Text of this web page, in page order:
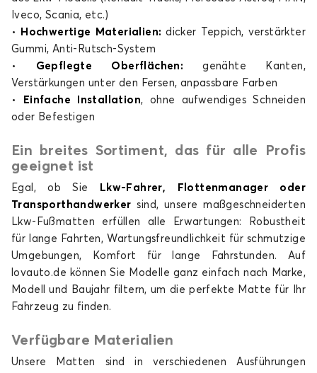
Iveco, Scania, etc.)
•
Hochwertige Materialien: dicker Teppich, verstärkter
Gummi, Anti-Rutsch-System
•
Gepflegte Oberflächen: genähte Kanten,
Verstärkungen unter den Fersen, anpassbare Farben
•
Einfache Installation, ohne aufwendiges Schneiden
oder Befestigen
Ein breites Sortiment, das für alle Profis
geeignet ist
Egal, ob Sie
Lkw-Fahrer, Flottenmanager oder
Transporthandwerker sind, unsere maßgeschneiderten
Lkw-Fußmatten erfüllen alle Erwartungen: Robustheit
für lange Fahrten, Wartungsfreundlichkeit für schmutzige
Umgebungen, Komfort für lange Fahrstunden. Auf
lovauto.de können Sie Modelle ganz einfach nach Marke,
Modell und Baujahr filtern, um die perfekte Matte für Ihr
Fahrzeug zu finden.
Verfügbare Materialien
Unsere Matten sind in verschiedenen Ausführungen